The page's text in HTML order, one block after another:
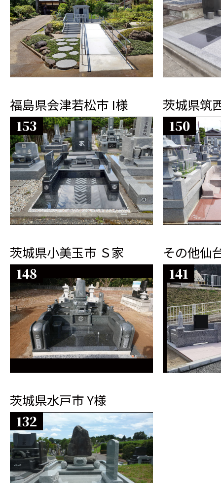
153
福島県会津若松市 I様
150
茨城県筑
148
茨城県小美玉市 Ｓ家
141
その他仙
132
茨城県水戸市 Y様